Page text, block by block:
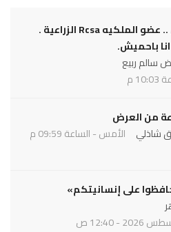
روائح الزمان .. عضو الملكيه Rcsa الزراعية .
باحميش.
سالم ربيع
م
من العرض
شاذلي
الأمس - الساعة 09:59 م
على إنسانيتكم»